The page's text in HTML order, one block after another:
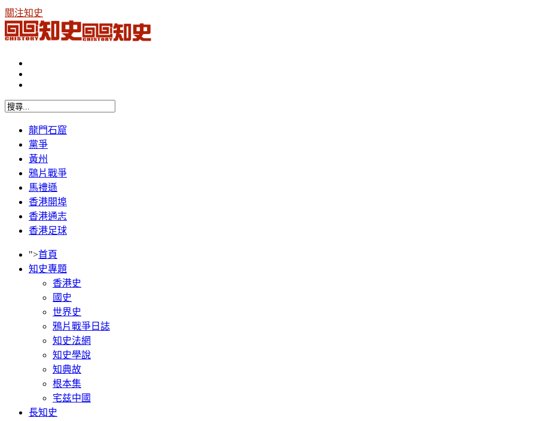
關注知史
龍門石窟
黨爭
黃州
鴉片戰爭
馬禮遜
香港開埠
香港通志
香港足球
">首頁
知史專題
香港史
國史
世界史
鴉片戰爭日誌
知史法網
知史學說
知典故
根本集
宅兹中國
長知史